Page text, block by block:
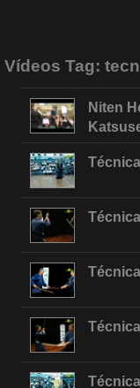
Vídeos Tag:
Niten